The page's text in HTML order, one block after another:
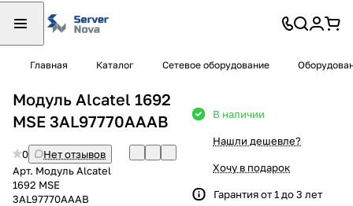
Главная Каталог Сетевое оборудование
Модуль Alcatel 1692
MSE 3AL97770AAAB
0
Нет отзывов
Арт. Модуль Alcatel
1692 MSE
3AL97770AAAB
В наличии
Нашли дешевле?
Хочу в подарок
Гарантия от 1 до 3 лет